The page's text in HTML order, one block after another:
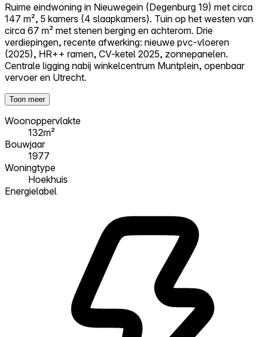
Ruime eindwoning in Nieuwegein (Degenburg 19) met circa
147 m², 5 kamers (4 slaapkamers). Tuin op het westen van
circa 67 m² met stenen berging en achterom. Drie
verdiepingen, recente afwerking: nieuwe pvc-vloeren
(2025), HR++ ramen, CV-ketel 2025, zonnepanelen.
Centrale ligging nabij winkelcentrum Muntplein, openbaar
vervoer en Utrecht.
Toon meer
Woonoppervlakte
132m²
Bouwjaar
1977
Woningtype
Hoekhuis
Energielabel